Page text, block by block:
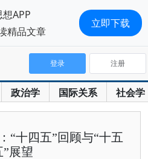
政治学 国际关系 社会学
登录 注册
“十四五”回顾与“十五
”展望
APP
精品文章
立即下载